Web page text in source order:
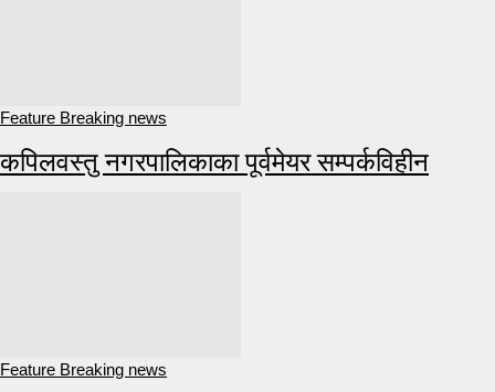
Feature Breaking news
कपिलवस्तु नगरपालिकाका पूर्वमेयर सम्पर्कविहीन
Feature Breaking news